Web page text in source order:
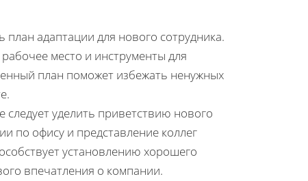
адаптации для нового сотрудника.
место и инструменты для
план поможет избежать ненужных
уделить приветствию нового
по офису и представление коллег
установлению хорошего
впечатления о компании.